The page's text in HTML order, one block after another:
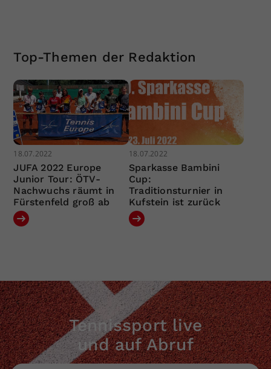
Top-Themen der Redaktion
18.07.2022
JUFA 2022 Europe
Junior Tour: ÖTV-
Nachwuchs räumt in
Fürstenfeld groß ab
18.07.2022
Sparkasse Bambini
Cup:
Traditionsturnier in
Kufstein ist zurück
Tennissport live
und auf Abruf